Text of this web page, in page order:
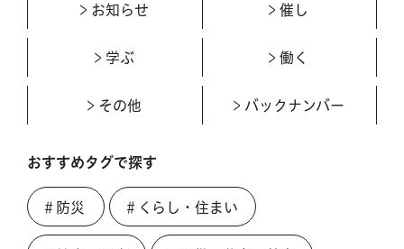
お知らせ 催し
学ぶ 働く
その他 バックナンバー
おすすめタグで探す
＃防災 ＃くらし・住まい